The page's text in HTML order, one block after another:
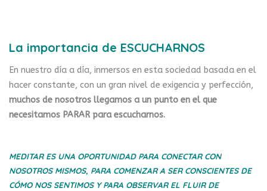
La importancia de ESCUCHARNOS
En nuestro día a día, inmersos en esta sociedad basada en el
hacer constante, con un gran nivel de exigencia y perfección,
muchos de nosotros llegamos a un punto en el que
necesitamos PARAR para escucharnos.
MEDITARES UNA OPORTUNIDAD PARA CONECTAR CON
NOSOTROS MISMOS, PARA COMENZAR A SER CONSCIENTES DE
CÓMO NOS SENTIMOS Y PARA OBSERVAR EL FLUIR DE